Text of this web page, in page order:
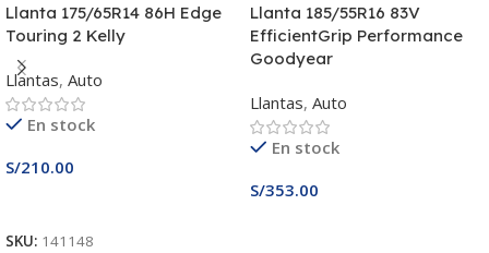
Llanta 175/65R14 86H Edge
Touring 2 Kelly
Llantas, Auto
En stock
S/210.00
SKU: 141148
Llanta 185/55R16 83V
EfficientGrip Performance
Goodyear
Llantas, Auto
En stock
S/353.00